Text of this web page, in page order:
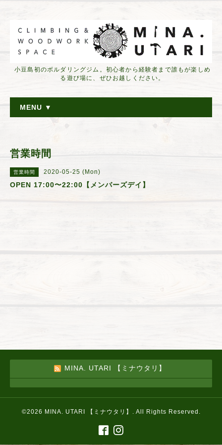
小豆島初のボルダリングジム。初心者から経験者まで誰もが楽しめ
る遊び場に、ぜひお越しください。
MENU ▼
営業時間
営業時間 2020-05-25 (Mon)
OPEN 17:00〜22:00【メンバーズデイ】
MINA. UTARI 【ミナウタリ】
©2026 MINA. UTARI 【ミナウタリ】 . All Rights Reserved.